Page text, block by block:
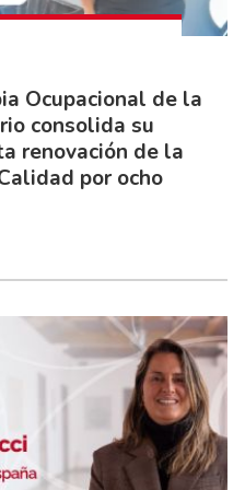
Ocupacional de la
consolida su
renovación de la
por ocho